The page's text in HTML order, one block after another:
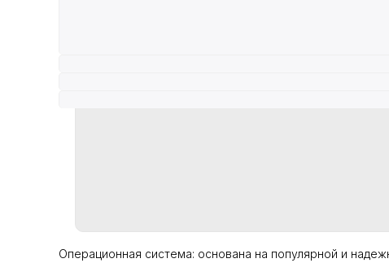
Операционная система: основана на популярной и